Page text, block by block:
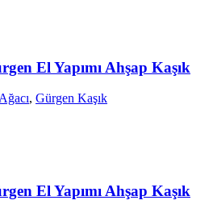
El Yapımı Ahşap Kaşık
, Gürgen Kaşık
El Yapımı Ahşap Kaşık